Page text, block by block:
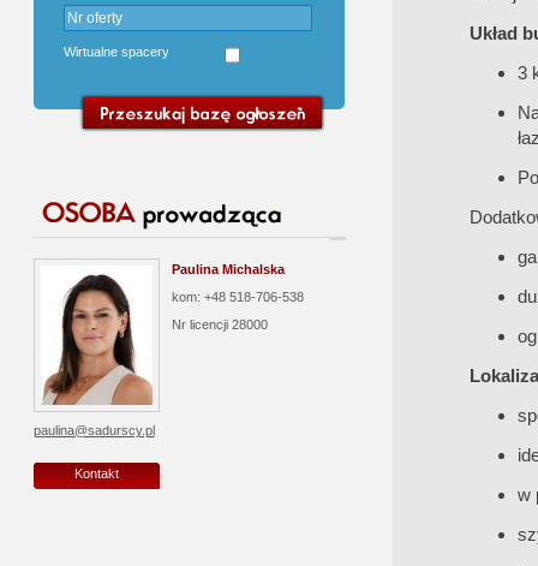
Wirtualne spacery
Paulina Michalska
kom: +48 518-706-538
Nr licencji 28000
paulina@sadurscy.pl
Kontakt
Układ
3
w